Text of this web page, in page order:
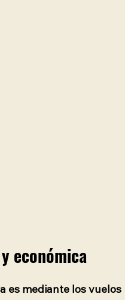
económica
es mediante los vuelos